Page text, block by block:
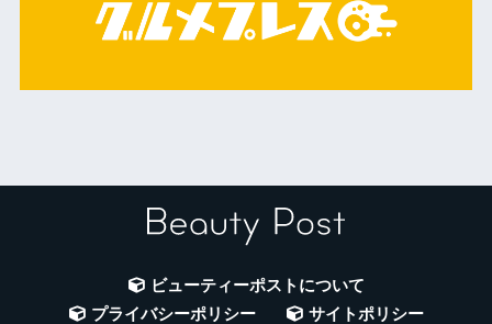
ビューティーポストについて
プライバシーポリシー
サイトポリシー